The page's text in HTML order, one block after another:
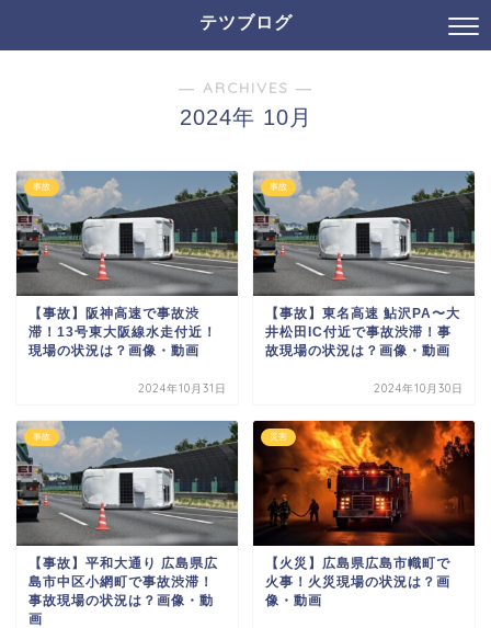
テツブログ
― ARCHIVES ―
2024年 10月
事故
【事故】阪神高速で事故渋
滞！13号東大阪線水走付近！
現場の状況は？画像・動画
2024年10月31日
事故
【事故】東名高速 鮎沢PA〜大
井松田IC付近で事故渋滞！事
故現場の状況は？画像・動画
2024年10月30日
事故
【事故】平和大通り 広島県広
島市中区小網町で事故渋滞！
事故現場の状況は？画像・動
画
災害
【火災】広島県広島市幟町で
火事！火災現場の状況は？画
像・動画